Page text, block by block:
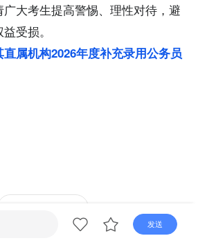
大考生提高警惕、理性对待，避
受损。
直属机构2026年度补充录用公务员
发送